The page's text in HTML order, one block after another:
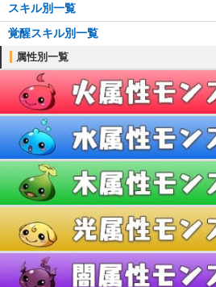
耳飾り一覧
首飾り一覧
ブローチ一覧
ブレスレット一覧
ティアラ一覧
櫛一覧
懐中時計一覧
スキル別一覧
覚醒スキル別一覧
属性別一覧